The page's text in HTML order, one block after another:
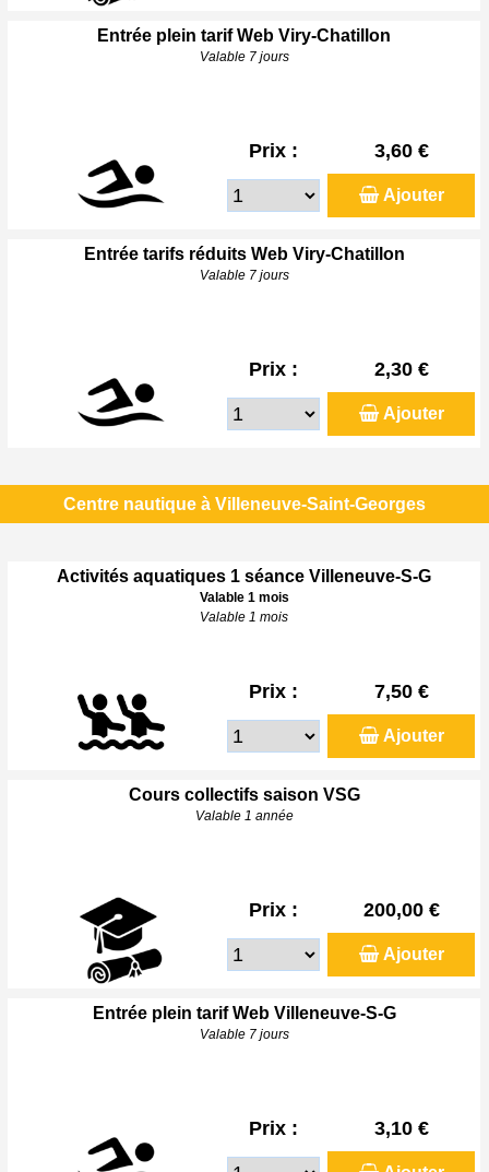
Entrée plein tarif Web Viry-Chatillon
Valable 7 jours
Prix : 3,60 €
Ajouter
Entrée tarifs réduits Web Viry-Chatillon
Valable 7 jours
Prix : 2,30 €
Ajouter
Centre nautique à Villeneuve-Saint-Georges
Activités aquatiques 1 séance Villeneuve-S-G
Valable 1 mois
Valable 1 mois
Prix : 7,50 €
Ajouter
Cours collectifs saison VSG
Valable 1 année
Prix : 200,00 €
Ajouter
Entrée plein tarif Web Villeneuve-S-G
Valable 7 jours
Prix : 3,10 €